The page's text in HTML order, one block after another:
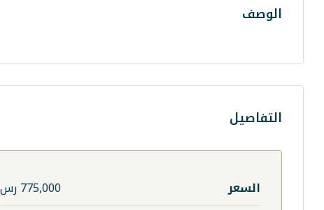
الوصف
التفاصيل
السعر 775,000 رس